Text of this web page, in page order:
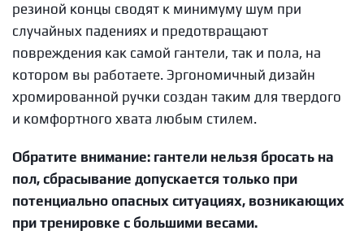
резиной концы сводят к минимуму шум при
случайных падениях и предотвращают
повреждения как самой гантели, так и пола, на
котором вы работаете. Эргономичный дизайн
хромированной ручки создан таким для твердого
и комфортного хвата любым стилем.
Обратите внимание: гантели нельзя бросать на
пол, сбрасывание допускается только при
потенциально опасных ситуациях, возникающих
при тренировке с большими весами.